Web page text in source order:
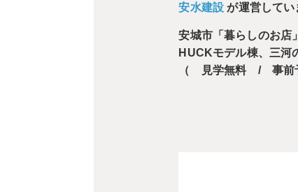
安水建設 が運営してい
安城市「暮らしのお店
HUCKモデル棟、三
（ 見学無料 / 事前